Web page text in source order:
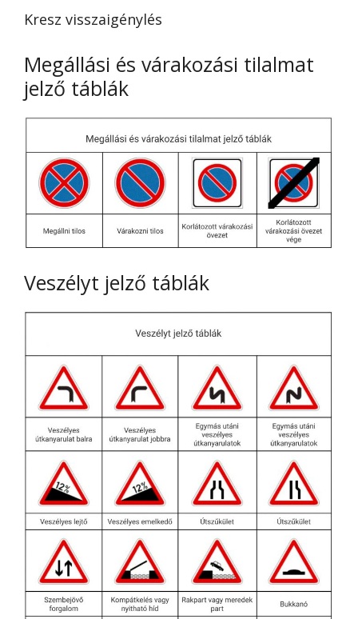
Kresz visszaigénylés
Megállási és várakozási tilalmat
jelző táblák
Veszélyt jelző táblák